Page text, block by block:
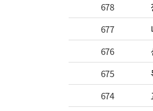
678
677
676
675
674